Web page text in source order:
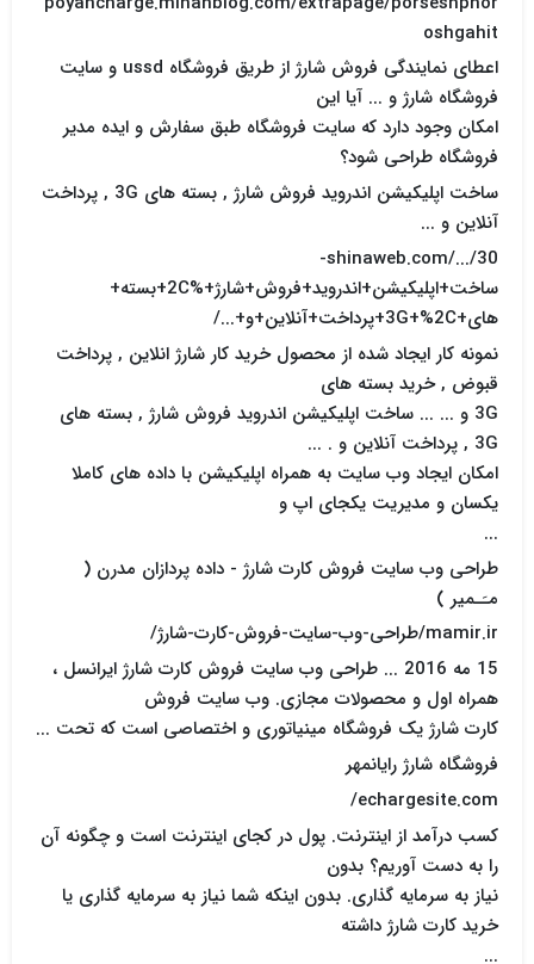
oshgahit
اعطای نمایندگی فروش شارژ از طریق فروشگاه ussd و سایت
فروشگاه شارژ و ... آیا این
امکان وجود دارد که سایت فروشگاه طبق سفارش و ایده مدیر
فروشگاه طراحی شود؟
ساخت اپلیکیشن اندروید فروش شارژ , بسته های 3G , پرداخت
آنلاین و ...
shinaweb.com/.../30-
ساخت+اپلیکیشن+اندروید+فروش+شارژ+%2C+بسته+
های+3G+%2C+پرداخت+آنلاین+و+.../
نمونه کار ایجاد شده از محصول خرید کار شارژ انلاین , پرداخت
قبوض , خرید بسته های
3G و ... ... ساخت اپلیکیشن اندروید فروش شارژ , بسته های
3G , پرداخت آنلاین و . ...
امکان ایجاد وب سایت به همراه اپلیکیشن با داده های کاملا
یکسان و مدیریت یکجای اپ و
...
طراحی وب سایت فروش کارت شارژ - داده پردازان مدرن (
مـَـمیر )
mamir.ir/طراحی-وب-سایت-فروش-کارت-شارژ/
15 مه 2016 ... طراحی وب سایت فروش کارت شارژ ایرانسل ،
همراه اول و محصولات مجازی. وب سایت فروش
کارت شارژ یک فروشگاه مینیاتوری و اختصاصی است که تحت ...
فروشگاه شارژ رایانمهر
echargesite.com/
کسب درآمد از اینترنت. پول در کجای اینترنت است و چگونه آن
را به دست آوریم؟ بدون
نیاز به سرمایه گذاری. بدون اینکه شما نیاز به سرمایه گذاری یا
خرید کارت شارژ داشته
...